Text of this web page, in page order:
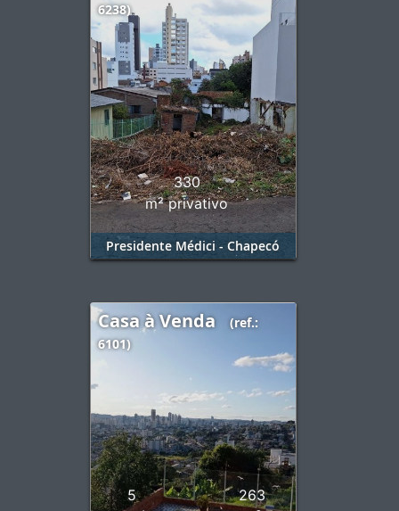
6238)
330
m² privativo
Presidente Médici - Chapecó
Casa à Venda
(ref.:
6101)
5
263